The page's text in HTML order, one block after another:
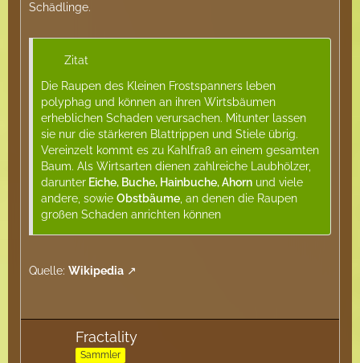
Schädlinge.
Zitat
Die Raupen des Kleinen Frostspanners leben
polyphag und können an ihren Wirtsbäumen
erheblichen Schaden verursachen. Mitunter lassen
sie nur die stärkeren Blattrippen und Stiele übrig.
Vereinzelt kommt es zu Kahlfraß an einem gesamten
Baum. Als Wirtsarten dienen zahlreiche Laubhölzer,
darunter Eiche, Buche, Hainbuche, Ahorn und viele
andere, sowie Obstbäume , an denen die Raupen
großen Schaden anrichten können
Quelle: Wikipedia
Fractality
Sammler